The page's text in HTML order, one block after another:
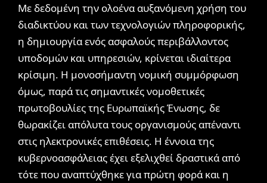
Με δεδομένη την ολοένα αυξανόμενη χρήση του
διαδικτύου και των τεχνολογιών πληροφορικής,
η δημιουργία ενός ασφαλούς περιβάλλοντος
υποδομών και υπηρεσιών, κρίνεται ιδιαίτερα
κρίσιμη. Η μονοσήμαντη νομική συμμόρφωση
όμως, παρά τις σημαντικές νομοθετικές
πρωτοβουλίες της Ευρωπαϊκής Ένωσης, δε
θωρακίζει απόλυτα τους οργανισμούς απέναντι
στις ηλεκτρονικές επιθέσεις. Η έννοια της
κυβερνοασφάλειας έχει εξελιχθεί δραστικά από
τότε που αναπτύχθηκε για πρώτη φορά και η